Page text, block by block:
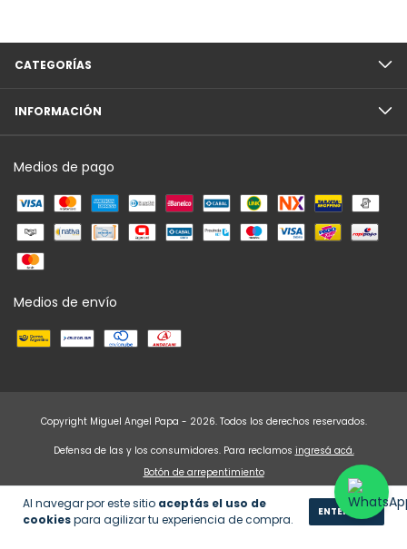
Al navegar por este sitio aceptás el uso de
cookiespara agilizar tu experiencia de compra.
ENTENDIDO
CATEGORÍAS
INFORMACIÓN
Medios de pago
Medios de envío
Copyright Miguel Angel Papa - 2026. Todos los derechos reservados.
Defensa de las y los consumidores. Para reclamos ingresá acá.
Botón de arrepentimiento